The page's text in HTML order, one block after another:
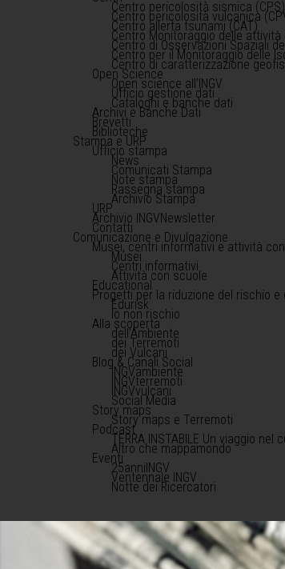
Centro pericolosità sismica (CPS)
Centro pericolosità vulcanica
Centro allerta tsunami (CAT)
Centro Monitoraggio delle attività
Centro di Osservazioni Spaziali
Centro per il Monitoraggio delle
Centro di caratterizzazione
Open Science
Open science all'INGV
Ufficio gestione dati
Cataloghi e banche dati
Archivi e Banche Dati
Brevetti
Biblioteche
Stampa e URP
Ufficio stampa
News
Comunicati Stampa
Note stampa
Rassegna stampa
Archivio Stampa
URP
Archivio INGVNewsletter
Contatti
Comunicazione e Divulgazione
Musei, centri informativi e attività
Musei
Centri informativi
Attività con scuole
Educational
Progetti per la riduzione del rischio
Edurisk
Io non rischio
Alla scoperta
dell'Ambiente
dei Terremoti
dei Vulcani
Blog & Canali Social
INGVambiente
INGVterremoti
INGVvulcani
Social Media
Story maps
Story maps e Terremoti
Podcast
TERRA INSTABILE Un viaggio
Altro che mappamondo
Eventi
25anniINGV
Ventennale INGV
Notte dei Ricercatori